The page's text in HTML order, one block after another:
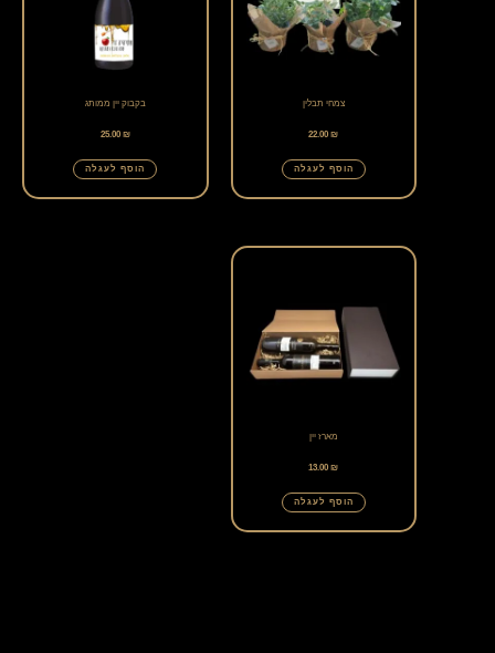
צמחי תבלין
22.00₪
הוסף לעגלה
בקבוק יין ממותג
25.00 ₪
הוסף לעגלה
מארז יין
13.00₪
הוסף לעגלה